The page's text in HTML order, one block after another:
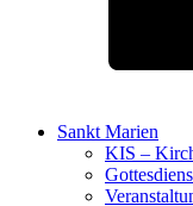
Sankt Marien
KIS –